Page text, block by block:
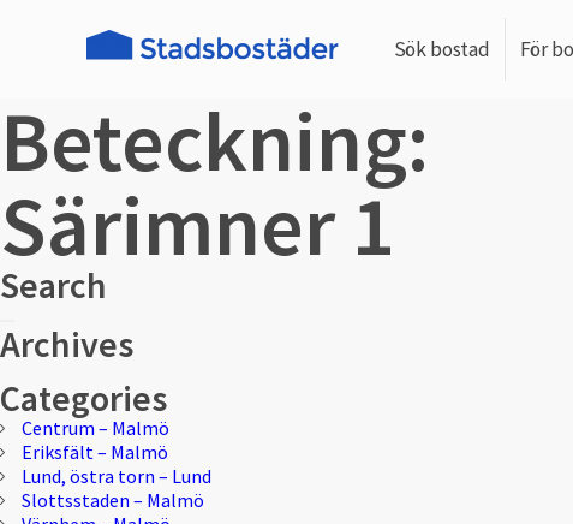
Sök bostad För
Beteckning:
Särimner 1
Search
efter:
Sök
Archives
Categories
Centrum – Malmö
Eriksfält – Malmö
Lund, östra torn – Lund
Slottsstaden – Malmö